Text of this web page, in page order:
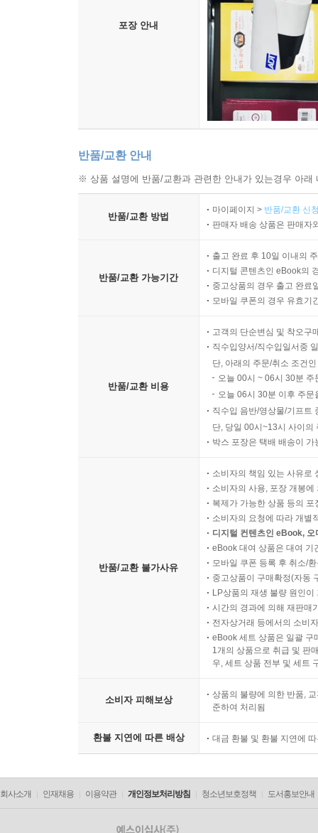
포장 안내
반품/교환 안내
※ 상품 설명에 반품/교환과 관련한 안내가 있는경우 아
반품/교환 방법
마이페이지 > 반품/교환 신
판매자 배송 상품은 판매자
반품/교환 가능기간
출고 완료 후 10일 이내의
디지털 콘텐츠인 eBook의
중고상품의 경우 출고 완료
모바일 쿠폰의 경우 유효기
반품/교환 비용
고객의 단순변심 및 착오구
직수입양서/직수입일서중
단, 아래의 주문/취소 조건
오늘 00시 ~ 06시 30분
오늘 06시 30분 이후 주
직수입 음반/영상물/기프트
단, 당일 00시~13시 사이의
박스 포장은 택배 배송이
반품/교환 불가사유
소비자의 책임 있는 사유로
소비자의 사용, 포장 개봉
복제가 가능한 상품 등의
소비자의 요청에 따라 개별
디지털 컨텐츠인 eBook,
eBook 대여 상품은 대여 기
모바일 쿠폰 등록 후 취소/
중고상품이 구매확정(자동
LP상품의 재생 불량 원인
시간의 경과에 의해 재판매
전자상거래 등에서의 소비
eBook 세트 상품은 일괄 구
1개의 상품으로 취급 및 판
우, 세트 상품 전부 및 세트
소비자 피해보상
상품의 불량에 의한 반품,
준하여 처리됨
환불 지연에 따른 배상 대금 환불 및 환불 지연에
회사소개 인재채용 이용약관 개인정보처리방침 청소년보호정책 도서홍보안내